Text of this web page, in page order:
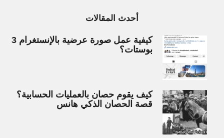
أحدث المقالات
كيفية عمل صورة عرضية بالإنستغرام 3
بوستات؟
كيف يقوم حصان بالعمليات الحسابية؟
قصة الحصان الذكي هانس